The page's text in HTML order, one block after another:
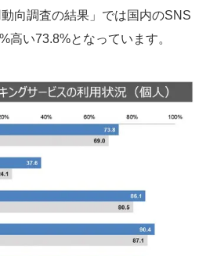
向調査の結果」では国内のSNS
高い73.8%となっています。